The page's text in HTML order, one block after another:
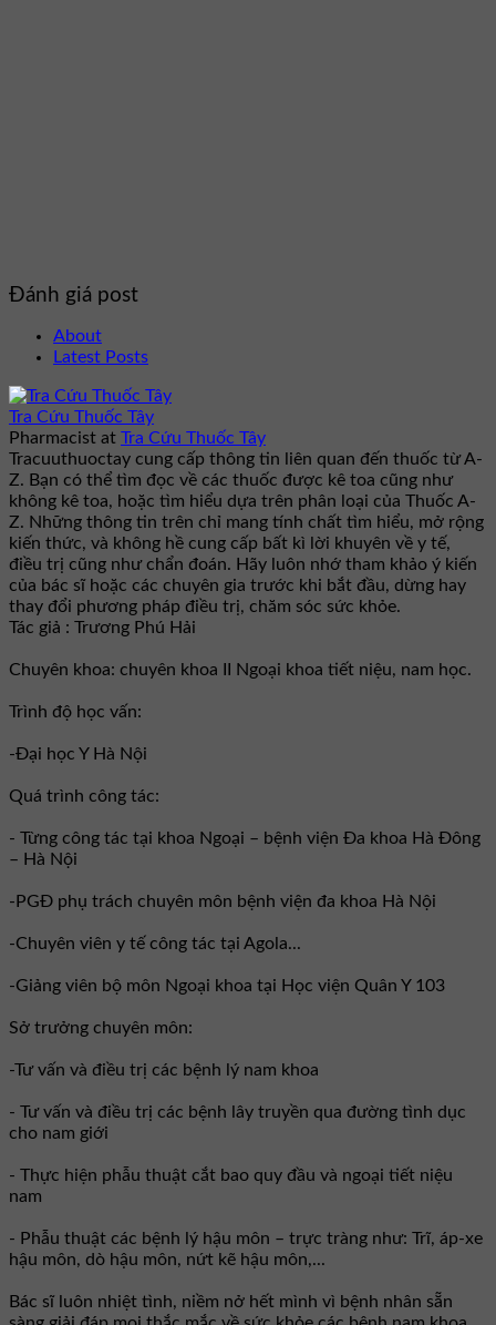
Đánh giá post
About
Latest Posts
Tra Cứu Thuốc Tây
Pharmacist at Tra Cứu Thuốc Tây
Tracuuthuoctay cung cấp thông tin liên quan đến thuốc từ A-
Z. Bạn có thể tìm đọc về các thuốc được kê toa cũng như
không kê toa, hoặc tìm hiểu dựa trên phân loại của Thuốc A-
Z. Những thông tin trên chỉ mang tính chất tìm hiểu, mở rộng
kiến thức, và không hề cung cấp bất kì lời khuyên về y tế,
điều trị cũng như chẩn đoán. Hãy luôn nhớ tham khảo ý kiến
của bác sĩ hoặc các chuyên gia trước khi bắt đầu, dừng hay
thay đổi phương pháp điều trị, chăm sóc sức khỏe.
Tác giả : Trương Phú Hải
Chuyên khoa: chuyên khoa II Ngoại khoa tiết niệu, nam học.
Trình độ học vấn:
-Đại học Y Hà Nội
Quá trình công tác:
- Từng công tác tại khoa Ngoại – bệnh viện Đa khoa Hà Đông
– Hà Nội
-PGĐ phụ trách chuyên môn bệnh viện đa khoa Hà Nội
-Chuyên viên y tế công tác tại Agola...
-Giảng viên bộ môn Ngoại khoa tại Học viện Quân Y 103
Sở trưởng chuyên môn:
-Tư vấn và điều trị các bệnh lý nam khoa
- Tư vấn và điều trị các bệnh lây truyền qua đường tình dục
cho nam giới
- Thực hiện phẫu thuật cắt bao quy đầu và ngoại tiết niệu
nam
- Phẫu thuật các bệnh lý hậu môn – trực tràng như: Trĩ, áp-xe
hậu môn, dò hậu môn, nứt kẽ hậu môn,...
Bác sĩ luôn nhiệt tình, niềm nở hết mình vì bệnh nhân sẵn